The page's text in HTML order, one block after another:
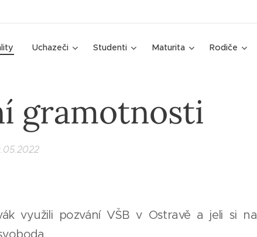
Uchazeči Studenti Maturita Rodiče
gramotnosti
využili pozvání VŠB v Ostravě a jeli si na